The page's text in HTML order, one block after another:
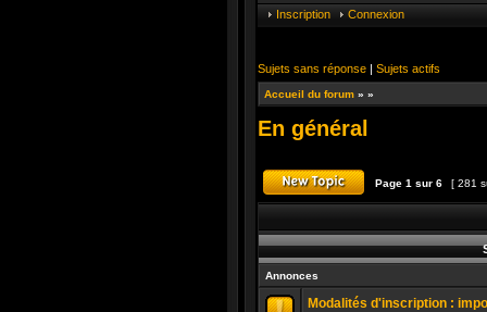
Inscription Connexion
Sujets sans réponse | Sujets actifs
Accueil du forum » »
En général
Publier un nouveau
Page 1 sur 6 [ 281
Annonces
Modalités d'inscription :